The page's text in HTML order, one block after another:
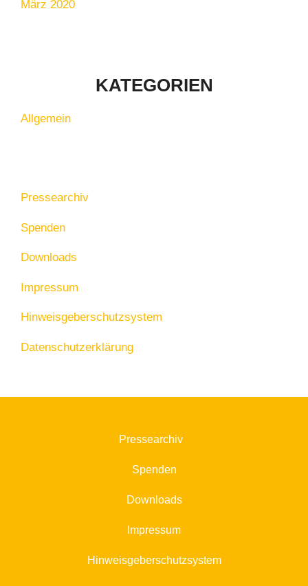
März 2020
KATEGORIEN
Allgemein
Pressearchiv
Spenden
Downloads
Impressum
Hinweisgeberschutzsystem
Datenschutzerklärung
Pressearchiv
Spenden
Downloads
Impressum
Hinweisgeberschutzsystem